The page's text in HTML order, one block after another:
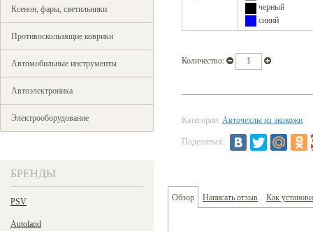
Ксенон, фары, светильники
Противоскользящие коврики
Автомобильные инструменты
Автоэлектроника
Электрооборудование
БРЕНДЫ
PSV
Autoland
черный
синий
Количество:
Категории: Авточехлы из экокожи
Поделиться:
Обзор Написать отзыв Как